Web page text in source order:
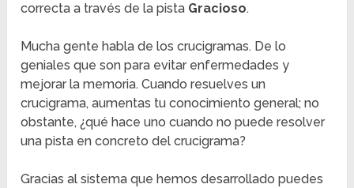
correcta a través de la pista Gracioso.
Mucha gente habla de los crucigramas. De lo
geniales que son para evitar enfermedades y
mejorar la memoria. Cuando resuelves un
crucigrama, aumentas tu conocimiento general; no
obstante, ¿qué hace uno cuando no puede resolver
una pista en concreto del crucigrama?
Gracias al sistema que hemos desarrollado puedes